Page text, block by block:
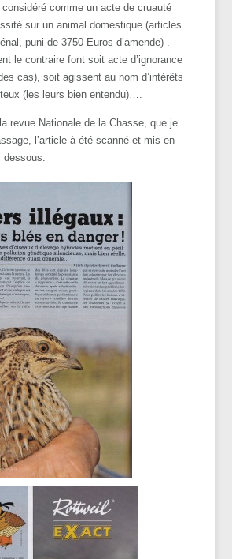
comme un acte de cruauté
sur un animal domestique (articles
puni de 3750 Euros d’amende) .
le contraire font soit acte d’ignorance
cas), soit agissent au nom d’intérêts
(les leurs bien entendu)….
revue Nationale de la Chasse, que je
l’article à été scanné et mis en
dessous: